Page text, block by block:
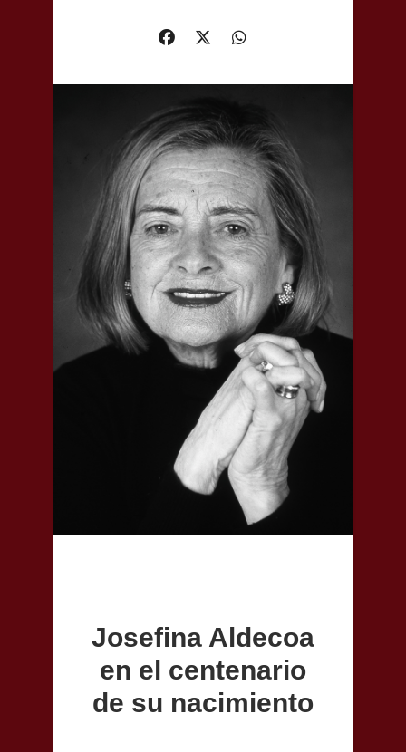
Josefina Aldecoa
en el centenario
de su nacimiento